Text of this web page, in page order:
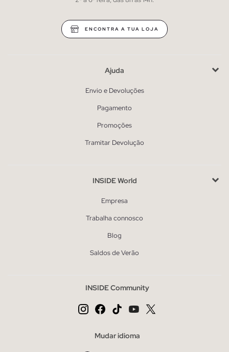
ENCONTRA A TUA LOJA
Ajuda
Envio e Devoluções
Pagamento
Promoções
Tramitar Devolução
INSIDE World
Empresa
Trabalha connosco
Blog
Saldos de Verão
INSIDE Community
Mudar idioma